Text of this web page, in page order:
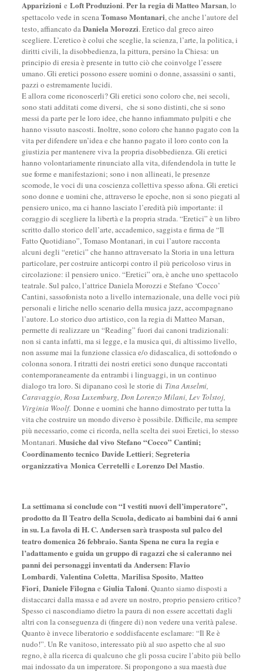
Apparizioni e Loft Produzioni.Per la regia di Matteo Marsan, lo
spettacolo vede in scenaTomaso Montanari, che anche l’autore del
testo, affiancato daDaniela Morozzi. Eretico dal greco aireo
scegliere. L’eretico è colui che sceglie, la scienza, l’arte, la politica, i
diritti civili, la disobbedienza, la pittura, persino la Chiesa: un
principio di eresia è presente in tutto ciò che coinvolge l’essere
umano. Gli eretici possono essere uomini o donne, assassini o santi,
pazzi o estremamente lucidi.
E allora come riconoscerli? Gli eretici sono coloro che, nei secoli,
sono stati additati come diversi, che si sono distinti, che si sono
messi da parte per le loro idee, che hanno infiammato pulpiti e che
hanno vissuto nascosti. Inoltre, sono coloro che hanno pagato con la
vita per difendere un’idea e che hanno pagato il loro conto con la
giustizia per mantenere viva la propria disobbedienza. Gli eretici
hanno volontariamente rinunciato alla vita, difendendola in tutte le
sue forme e manifestazioni; sono i non allineati, le presenze
scomode, le voci di una coscienza collettiva spesso afona. Gli eretici
sono donne e uomini che, attraverso le epoche, non si sono piegati al
pensiero unico, ma ci hanno lasciato l’eredità più importante: il
coraggio di scegliere la libertà e la propria strada. “Eretici” è un libro
scritto dallo storico dell’arte, accademico, saggista e firma de “Il
Fatto Quotidiano”, Tomaso Montanari, in cui l’autore racconta
alcuni degli “eretici” che hanno attraversato la Storia in una lettura
particolare, per costruire anticorpi contro il più pericoloso virus in
circolazione: il pensiero unico. “Eretici” ora, è anche uno spettacolo
teatrale. Sul palco, l’attrice Daniela Morozzi e Stefano ‘Cocco’
Cantini, sassofonista noto a livello internazionale, una delle voci più
personali e liriche nello scenario della musica jazz, accompagnano
l’autore. Lo storico duo artistico, con la regia di Matteo Marsan,
permette di realizzare un “Reading” fuori dai canoni tradizionali:
non si canta infatti, ma si legge, e la musica qui, di altissimo livello,
non assume mai la funzione classica e/o didascalica, di sottofondo o
colonna sonora. I ritratti dei nostri eretici sono dunque raccontati
contemporaneamente da entrambi i linguaggi, in un continuo
dialogo tra loro. Si dipanano così le storie di Tina Anselmi,
Caravaggio, Rosa Luxemburg, Don Lorenzo Milani, Lev Tolstoj,
Virginia Woolf. Donne e uomini che hanno dimostrato per tutta la
vita che costruire un mondo diverso è possibile. Difficile, ma sempre
più necessario, come ci ricorda, nella scelta dei suoi Eretici, lo stesso
Montanari.Musiche dal vivo Stefano “Cocco” Cantini;
Coordinamento tecnico Davide Lettieri; Segreteria
organizzativa Monica Cerretelli e Lorenzo Del Mastio.
La settimana si conclude con“I vestiti nuovi dell’imperatore”,
prodotto da Il Teatro della Scuola, dedicato ai bambini dai 6 anni
in su. La favola di H. C. Andersensarà trasposta sul palco del
teatro domenica 26 febbraio.Santa Spena ne cura la regia e
l’adattamento e guida un gruppo di ragazzi che si caleranno nei
panni dei personaggi inventati da Andersen: Flavio
Lombardi, Valentina Coletta, Marilisa Sposito, Matteo
Fiori, Daniele Filogna e Giulia Taloni. Quanto siamo disposti a
distaccarci dalla massa e ad avere un nostro, proprio pensiero critico?
Spesso ci nascondiamo dietro la paura di non essere accettati dagli
altri con la conseguenza di (fingere di) non vedere una verità palese.
Quanto è invece liberatorio e soddisfacente esclamare: “Il Re è
nudo!”. Un Re vanitoso, interessato più al suo aspetto che al suo
regno, è alla ricerca di qualcuno che gli possa cucire l’abito più bello
mai indossato da un imperatore. Si propongono a sua maestà due